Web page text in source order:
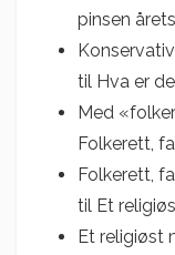
pinsen
til Hva er
Med
Folkerett,
Folkerett,
til Et
Et religiøst